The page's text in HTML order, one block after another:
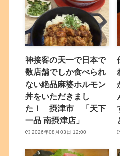
神接客の天一で日本で
数店舗でしか食べられ
ない絶品麻婆ホルモン
丼をいただきまし
た！ 摂津市 「天下
一品 南摂津店」
2026年08月03日 12:00